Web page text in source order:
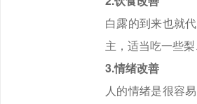
白露的到来也就
主，适当吃一些
3.情绪改善
人的情绪是很容